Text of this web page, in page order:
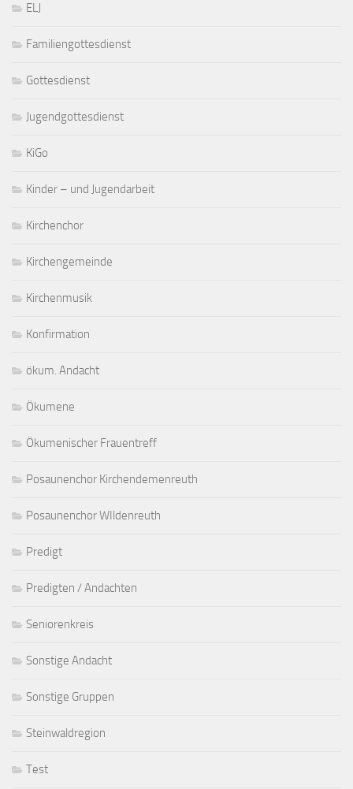
ELJ
Familiengottesdienst
Gottesdienst
Jugendgottesdienst
KiGo
Kinder – und Jugendarbeit
Kirchenchor
Kirchengemeinde
Kirchenmusik
Konfirmation
ökum. Andacht
Ökumene
Ökumenischer Frauentreff
Posaunenchor Kirchendemenreuth
Posaunenchor WIldenreuth
Predigt
Predigten / Andachten
Seniorenkreis
Sonstige Andacht
Sonstige Gruppen
Steinwaldregion
Test